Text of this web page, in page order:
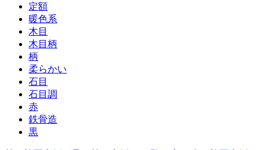
定額
暖色系
木目
木目柄
柄
柔らかい
石目
石目調
赤
鉄骨造
黒